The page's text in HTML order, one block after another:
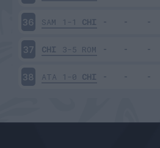
36 SAM 1-1 CHI
37 CHI 3-5 ROM
38 ATA 1-0 CHI